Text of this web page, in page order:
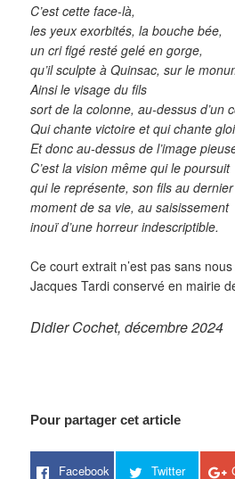
C’est cette face-là,
les yeux exorbités, la bouche bée,
un cri figé resté gelé en gorge,
qu’il sculpte à Quinsac, sur le
Ainsi le visage du fils
sort de la colonne, au-dessus d’un
Qui chante victoire et qui chante
Et donc au-dessus de l’image
C’est la vision même qui le poursuit
qui le représente, son fils au dernier
moment de sa vie, au saisissement
inouï d’une horreur indescriptible.
Ce court extrait n’est pas sans
Jacques Tardi conservé en mairie
Didier Cochet, décembre 2024
Pour partager cet article
Facebook Twitter